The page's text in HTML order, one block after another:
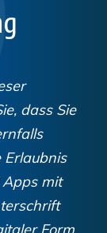
dass Sie
Erlaubnis
mit